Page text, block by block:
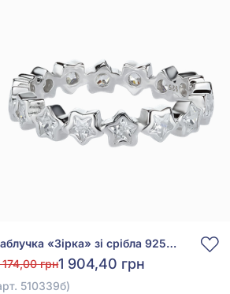
Каблучка «Зірка» зі срібла 925° з фіанітом/куб.цирконієм, арт. 510339б
грн1 904,40 грн
510339б)